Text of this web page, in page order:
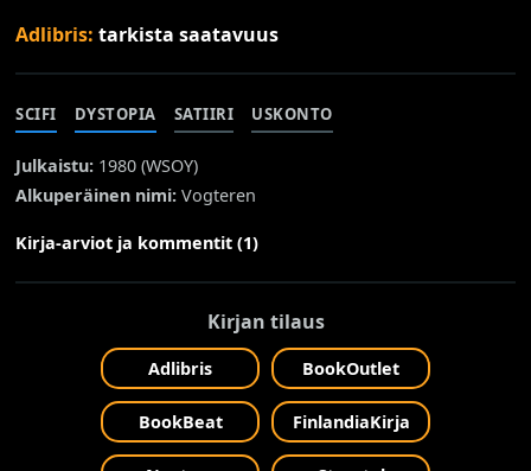
Adlibris:tarkista saatavuus
SCIFI DYSTOPIA SATIIRI USKONTO
Julkaistu: 1980 (WSOY)
Alkuperäinen nimi: Vogteren
Kirja-arviot ja kommentit (1)
Kirjan tilaus
Adlibris BookOutlet
BookBeat FinlandiaKirja